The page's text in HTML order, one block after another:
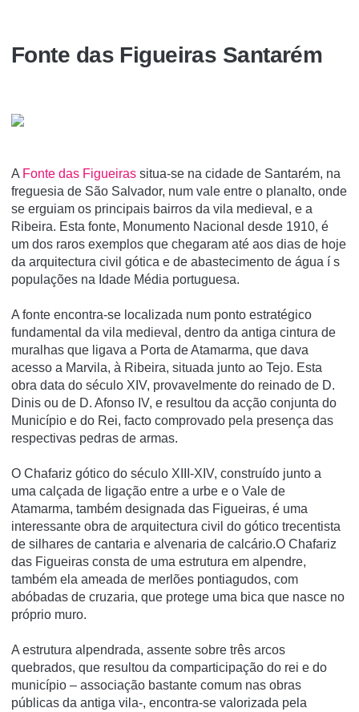
Fonte das Figueiras Santarém
A Fonte das Figueiras situa-se na cidade de Santarém, na
freguesia de São Salvador, num vale entre o planalto, onde
se erguiam os principais bairros da vila medieval, e a
Ribeira. Esta fonte, Monumento Nacional desde 1910, é
um dos raros exemplos que chegaram até aos dias de hoje
da arquitectura civil gótica e de abastecimento de água í s
populações na Idade Média portuguesa.
A fonte encontra-se localizada num ponto estratégico
fundamental da vila medieval, dentro da antiga cintura de
muralhas que ligava a Porta de Atamarma, que dava
acesso a Marvila, à Ribeira, situada junto ao Tejo. Esta
obra data do século XIV, provavelmente do reinado de D.
Dinis ou de D. Afonso IV, e resultou da acção conjunta do
Municí­pio e do Rei, facto comprovado pela presença das
respectivas pedras de armas.
O Chafariz gótico do século XIII-XIV, construído junto a
uma calçada de ligação entre a urbe e o Vale de
Atamarma, também designada das Figueiras, é uma
interessante obra de arquitectura civil do gótico trecentista
de silhares de cantaria e alvenaria de calcário.O Chafariz
das Figueiras consta de uma estrutura em alpendre,
também ela ameada de merlões pontiagudos, com
abóbadas de cruzaria, que protege uma bica que nasce no
próprio muro.
A estrutura alpendrada, assente sobre três arcos
quebrados, que resultou da comparticipação do rei e do
município – associação bastante comum nas obras
públicas da antiga vila-, encontra-se valorizada pela